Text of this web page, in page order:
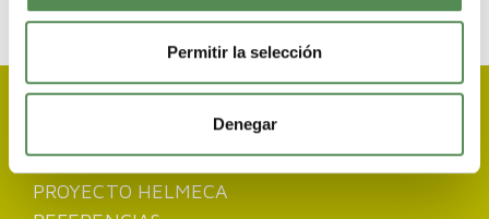
Permitir la selección
Denegar
NUESTROS SERVICIOS
EDUCACIÓN ESPAÑOLA
PROYECTO HELMECA